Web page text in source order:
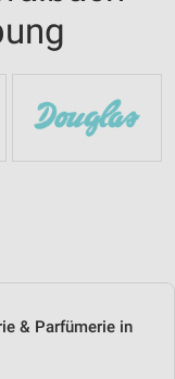
& Parfümerie in